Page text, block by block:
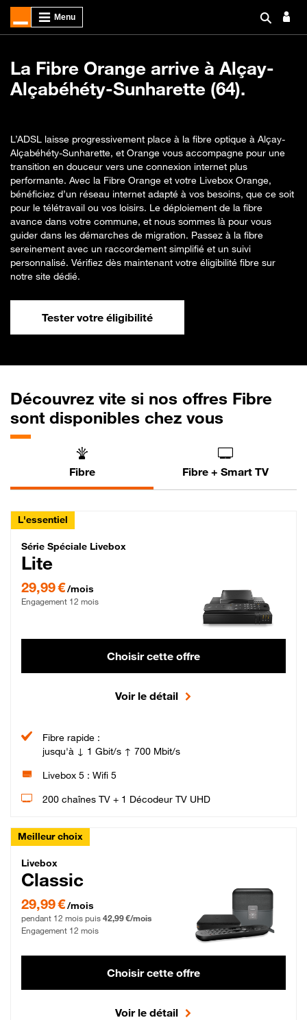
La Fibre Orange arrive à Alçay-
Alçabéhéty-Sunharette (64).
L’ADSL laisse progressivement place à la fibre optique à Alçay-
Alçabéhéty-Sunharette, et Orange vous accompagne pour une
transition en douceur vers une connexion internet plus
performante. Avec la Fibre Orange et votre Livebox Orange,
bénéficiez d’un réseau internet adapté à vos besoins, que ce soit
pour le télétravail ou vos loisirs. Le déploiement de la fibre
avance dans votre commune, et nous sommes là pour vous
guider dans les démarches de migration. Passez à la fibre
sereinement avec un raccordement simplifié et un suivi
personnalisé. Vérifiez dès maintenant votre éligibilité fibre sur
notre site dédié.
Tester votre éligibilité
Découvrez vite si nos offres Fibre
sont disponibles chez vous
Fibre Fibre + Smart TV
L'essentiel
Série Spéciale Livebox Lite Fibre
Série Spéciale Livebox
Lite
29,99 €/mois
Engagement 12 mois
Choisir cette offre
Voir le détail
Fibre rapide :
jusqu'à ↓ 1 Gbit/s ↑ 700 Mbit/s
Livebox 5 : Wifi 5
200 chaînes TV + 1 Décodeur TV UHD
Meilleur choix
Livebox Classic Fibre
Livebox
Classic
29,99 € par mois pendant 12 mois puis 42,99 € par mois, Engagement 12 mois
29,99 €/mois
pendant 12 mois puis 42,99 €/mois
Engagement 12 mois
Choisir cette offre
Voir le détail